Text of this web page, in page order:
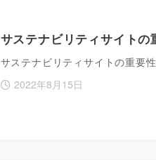
サステナビリティサイト
サステナビリティサイトの重要
2022年8月15日